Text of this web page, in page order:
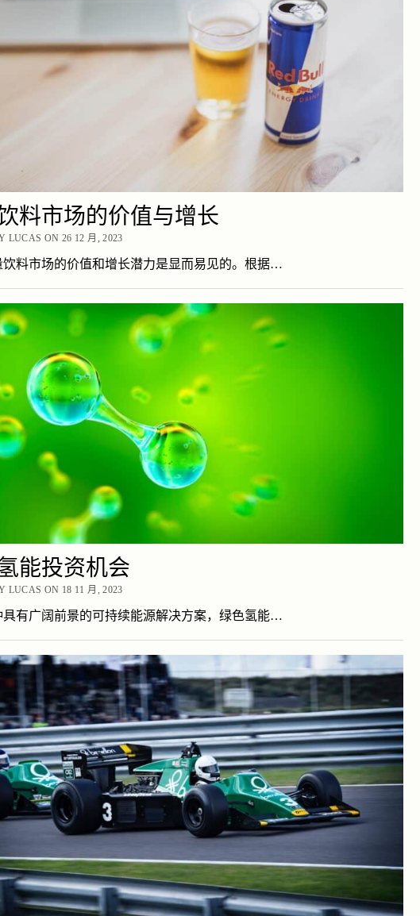
料市场的价值与增长
LUCAS ON 26 12 月, 2023
饮料市场的价值和增长潜力是显而易见的。根据…
能投资机会
LUCAS ON 18 11 月, 2023
具有广阔前景的可持续能源解决方案，绿色氢能…